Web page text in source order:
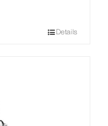
Details